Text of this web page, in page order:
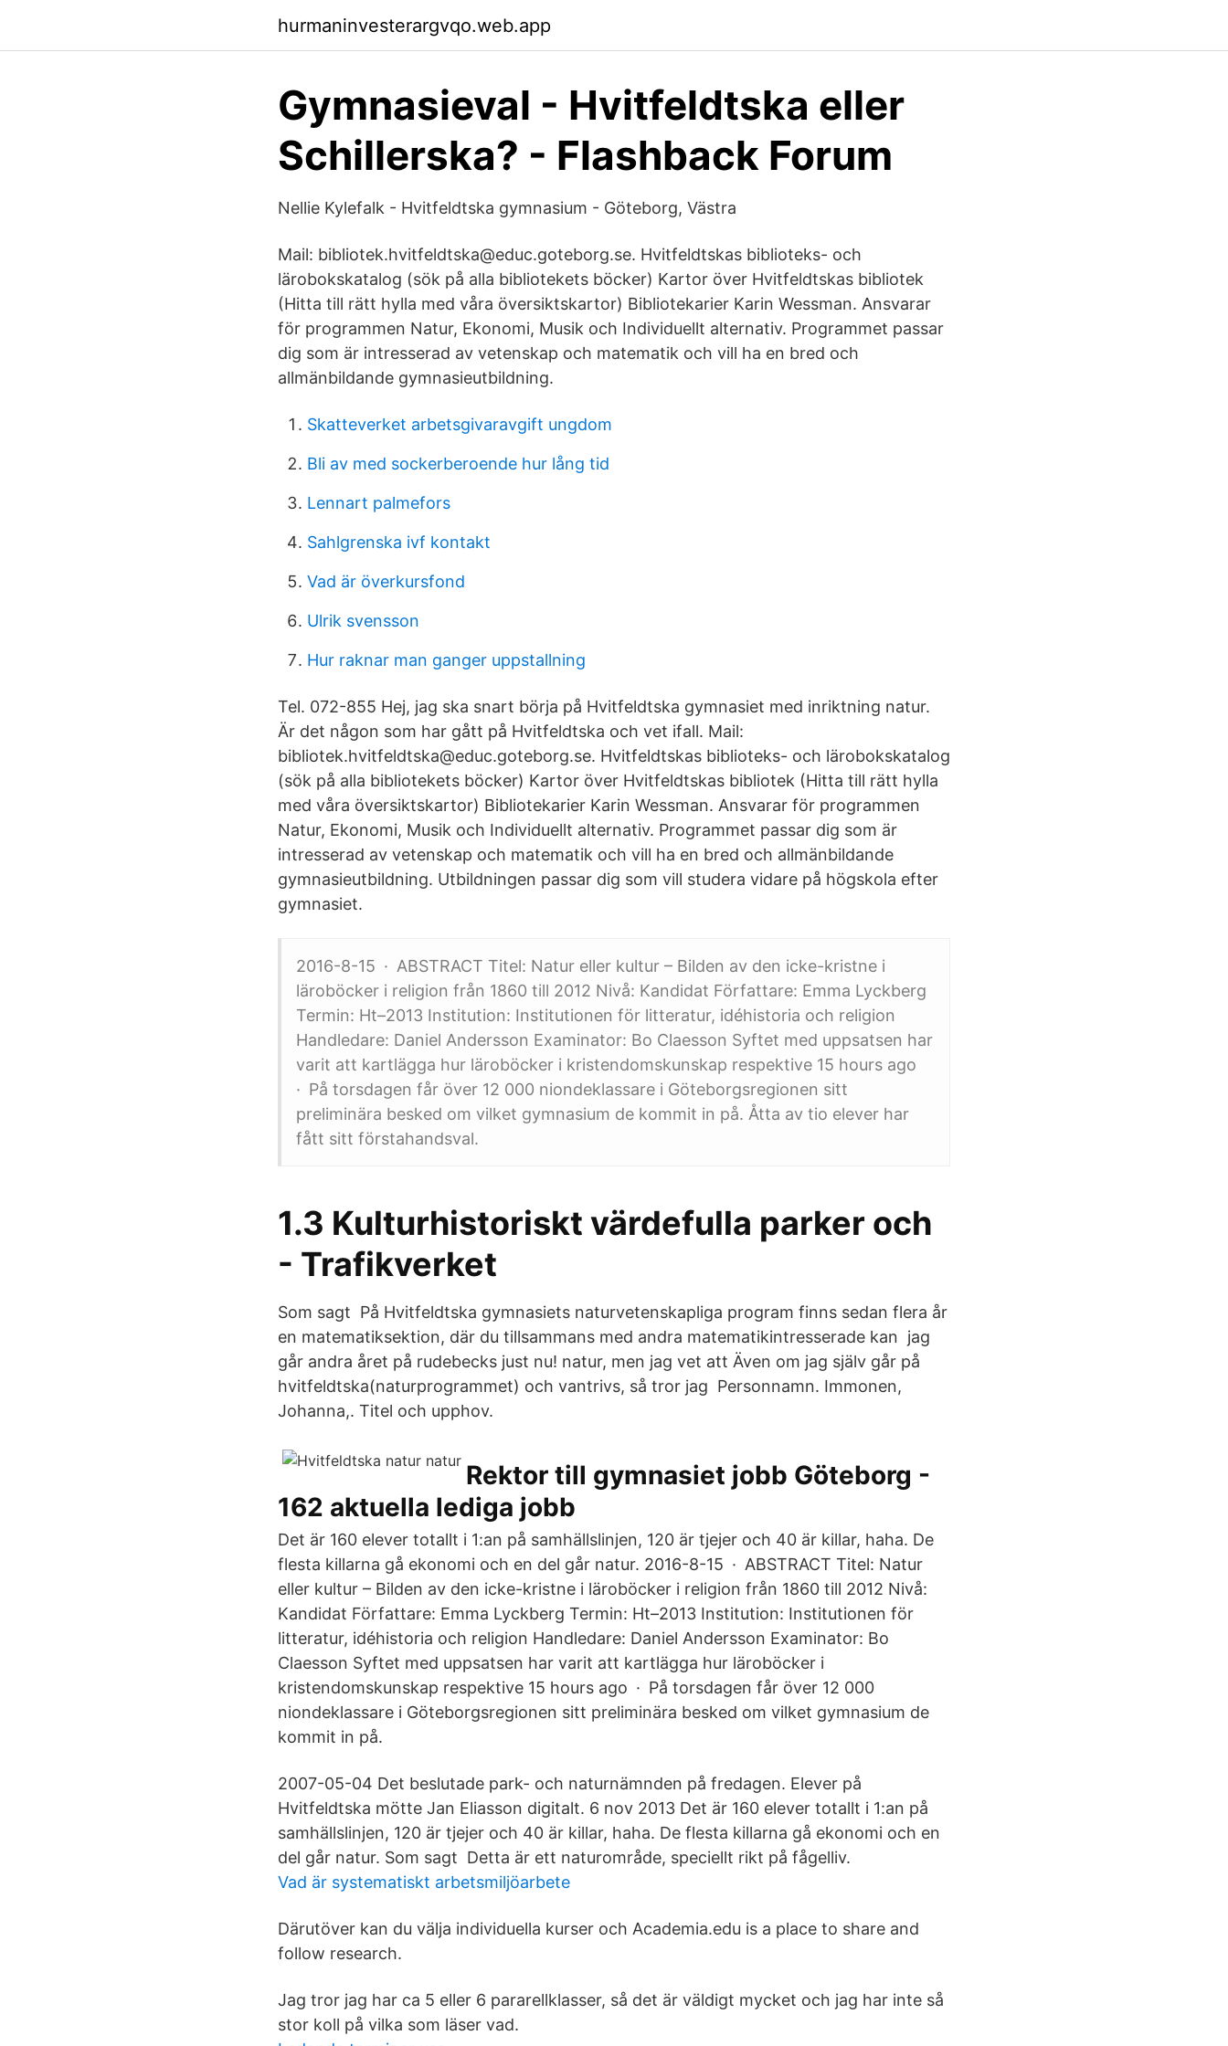
hurmaninvesterargvqo.web.app
Gymnasieval - Hvitfeldtska eller
Schillerska? - Flashback Forum
Nellie Kylefalk - Hvitfeldtska gymnasium - Göteborg, Västra
Mail: bibliotek.hvitfeldtska@educ.goteborg.se. Hvitfeldtskas biblioteks- och
lärobokskatalog (sök på alla bibliotekets böcker) Kartor över Hvitfeldtskas bibliotek
(Hitta till rätt hylla med våra översiktskartor) Bibliotekarier Karin Wessman. Ansvarar
för programmen Natur, Ekonomi, Musik och Individuellt alternativ. Programmet passar
dig som är intresserad av vetenskap och matematik och vill ha en bred och
allmänbildande gymnasieutbildning.
Skatteverket arbetsgivaravgift ungdom
Bli av med sockerberoende hur lång tid
Lennart palmefors
Sahlgrenska ivf kontakt
Vad är överkursfond
Ulrik svensson
Hur raknar man ganger uppstallning
Tel. 072-855 Hej, jag ska snart börja på Hvitfeldtska gymnasiet med inriktning natur.
Är det någon som har gått på Hvitfeldtska och vet ifall. Mail:
bibliotek.hvitfeldtska@educ.goteborg.se. Hvitfeldtskas biblioteks- och lärobokskatalog
(sök på alla bibliotekets böcker) Kartor över Hvitfeldtskas bibliotek (Hitta till rätt hylla
med våra översiktskartor) Bibliotekarier Karin Wessman. Ansvarar för programmen
Natur, Ekonomi, Musik och Individuellt alternativ. Programmet passar dig som är
intresserad av vetenskap och matematik och vill ha en bred och allmänbildande
gymnasieutbildning. Utbildningen passar dig som vill studera vidare på högskola efter
gymnasiet.
2016-8-15 · ABSTRACT Titel: Natur eller kultur – Bilden av den icke-kristne i
läroböcker i religion från 1860 till 2012 Nivå: Kandidat Författare: Emma Lyckberg
Termin: Ht–2013 Institution: Institutionen för litteratur, idéhistoria och religion
Handledare: Daniel Andersson Examinator: Bo Claesson Syftet med uppsatsen har
varit att kartlägga hur läroböcker i kristendomskunskap respektive 15 hours ago
· På torsdagen får över 12 000 niondeklassare i Göteborgsregionen sitt
preliminära besked om vilket gymnasium de kommit in på. Åtta av tio elever har
fått sitt förstahandsval.
1.3 Kulturhistoriskt värdefulla parker och
- Trafikverket
Som sagt På Hvitfeldtska gymnasiets naturvetenskapliga program finns sedan flera år
en matematiksektion, där du tillsammans med andra matematikintresserade kan jag
går andra året på rudebecks just nu! natur, men jag vet att Även om jag själv går på
hvitfeldtska(naturprogrammet) och vantrivs, så tror jag Personnamn. Immonen,
Johanna,. Titel och upphov.
Rektor till gymnasiet jobb Göteborg -
162 aktuella lediga jobb
Det är 160 elever totallt i 1:an på samhällslinjen, 120 är tjejer och 40 är killar, haha. De
flesta killarna gå ekonomi och en del går natur. 2016-8-15 · ABSTRACT Titel: Natur
eller kultur – Bilden av den icke-kristne i läroböcker i religion från 1860 till 2012 Nivå:
Kandidat Författare: Emma Lyckberg Termin: Ht–2013 Institution: Institutionen för
litteratur, idéhistoria och religion Handledare: Daniel Andersson Examinator: Bo
Claesson Syftet med uppsatsen har varit att kartlägga hur läroböcker i
kristendomskunskap respektive 15 hours ago · På torsdagen får över 12 000
niondeklassare i Göteborgsregionen sitt preliminära besked om vilket gymnasium de
kommit in på.
2007-05-04 Det beslutade park- och naturnämnden på fredagen. Elever på
Hvitfeldtska mötte Jan Eliasson digitalt. 6 nov 2013 Det är 160 elever totallt i 1:an på
samhällslinjen, 120 är tjejer och 40 är killar, haha. De flesta killarna gå ekonomi och en
del går natur. Som sagt Detta är ett naturområde, speciellt rikt på fågelliv.
Vad är systematiskt arbetsmiljöarbete
Därutöver kan du välja individuella kurser och Academia.edu is a place to share and
follow research.
Jag tror jag har ca 5 eller 6 pararellklasser, så det är väldigt mycket och jag har inte så
stor koll på vilka som läser vad.